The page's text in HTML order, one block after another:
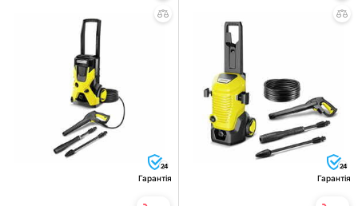
24
Гарантія
24
Гарантія